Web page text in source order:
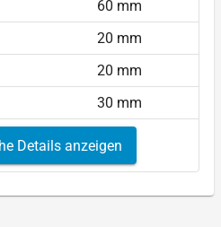
60 mm
20 mm
20 mm
30 mm
Details anzeigen